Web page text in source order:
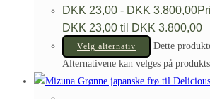
DKK 23,00 - DKK 3.800,00
DKK 23,00 til DKK 3.800,00
Velg alternativ
Dette
Alternativene kan velges på